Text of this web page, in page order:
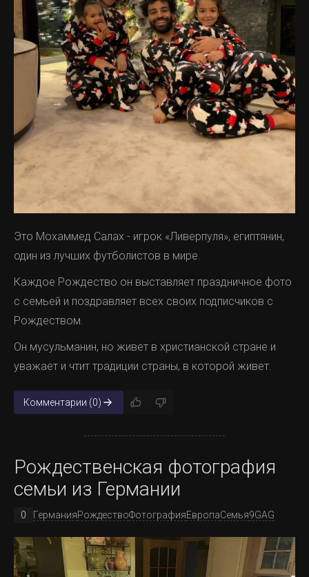
Это Мохаммед Салах - игрок «Ливерпуля», египтянин,
один из лучших футболистов в мире.
Каждое Рождество он выставляет праздничное фото
с семьей и поздравляет всех своих подписчиков с
Рождеством.
Он мусульманин, но живет в христианской стране и
уважает и чтит традиции страны, в которой живет.
Комментарии (0)
Рождественская фотография
семьи из Германии
0 ГерманияРождествоФотографияЕвропаСемья9GAG